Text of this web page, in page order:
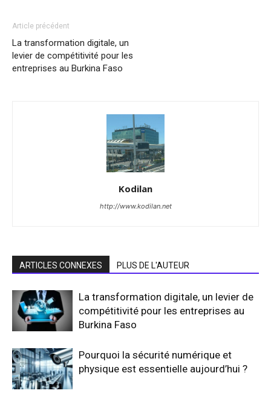
Article précédent
La transformation digitale, un
levier de compétitivité pour les
entreprises au Burkina Faso
Kodilan
http://www.kodilan.net
ARTICLES CONNEXES PLUS DE L'AUTEUR
La transformation digitale, un levier de
compétitivité pour les entreprises au
Burkina Faso
Pourquoi la sécurité numérique et
physique est essentielle aujourd’hui ?